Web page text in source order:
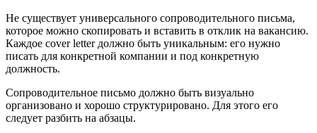
Не существует универсального сопроводительного письма,
которое можно скопировать и вставить в отклик на вакансию.
Каждое cover letter должно быть уникальным: его нужно
писать для конкретной компании и под конкретную
должность.
Сопроводительное письмо должно быть визуально
организовано и хорошо структурировано. Для этого его
следует разбить на абзацы.